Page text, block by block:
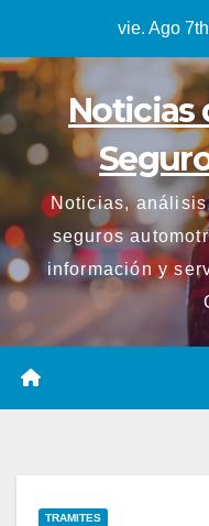
contenido
vie. Ago
Noticias
Noticias,
seguros
información y
TRAMITES